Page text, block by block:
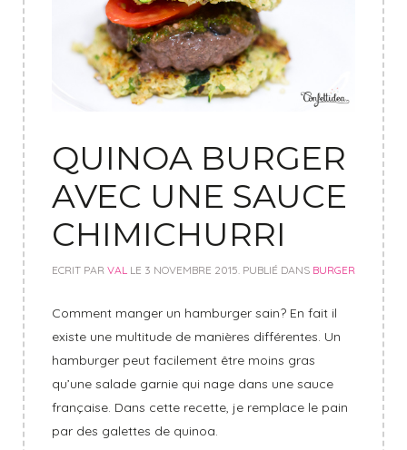
QUINOA BURGER
AVEC UNE SAUCE
CHIMICHURRI
ECRIT PAR VAL LE 3 NOVEMBRE 2015. PUBLIÉ DANS BURGER
Comment manger un hamburger sain? En fait il
existe une multitude de manières différentes. Un
hamburger peut facilement être moins gras
qu’une salade garnie qui nage dans une sauce
française. Dans cette recette, je remplace le pain
par des galettes de quinoa.